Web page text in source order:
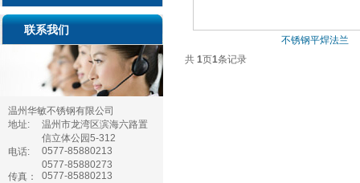
蝶阀
止回阀
管夹阀
气动角座阀
过滤器
304不锈钢圆棒
TP316L不锈钢棒
联系我们
温州华敏不锈钢有限公司
地址:
温州市龙湾区滨海六路置
信立体公园5-312
电话:
0577-85880213
0577-85880273
传真：
0577-85880213
不锈钢平焊法兰
共 1页1条记录